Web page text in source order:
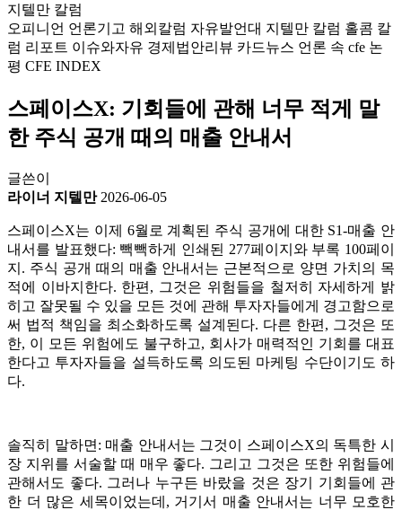
지텔만 칼럼
오피니언 언론기고 해외칼럼 자유발언대 지텔만 칼럼 홀콤 칼
럼 리포트 이슈와자유 경제법안리뷰 카드뉴스 언론 속 cfe 논
평 CFE INDEX
스페이스X: 기회들에 관해 너무 적게 말
한 주식 공개 때의 매출 안내서
글쓴이
라이너 지텔만 2026-06-05
스페이스X는 이제 6월로 계획된 주식 공개에 대한 S1-매출 안
내서를 발표했다: 빽빽하게 인쇄된 277페이지와 부록 100페이
지. 주식 공개 때의 매출 안내서는 근본적으로 양면 가치의 목
적에 이바지한다. 한편, 그것은 위험들을 철저히 자세하게 밝
히고 잘못될 수 있을 모든 것에 관해 투자자들에게 경고함으로
써 법적 책임을 최소화하도록 설계된다. 다른 한편, 그것은 또
한, 이 모든 위험에도 불구하고, 회사가 매력적인 기회를 대표
한다고 투자자들을 설득하도록 의도된 마케팅 수단이기도 하
다.
솔직히 말하면: 매출 안내서는 그것이 스페이스X의 독특한 시
장 지위를 서술할 때 매우 좋다. 그리고 그것은 또한 위험들에
관해서도 좋다. 그러나 누구든 바랐을 것은 장기 기회들에 관
한 더 많은 세목이었는데, 거기서 매출 안내서는 너무 모호한